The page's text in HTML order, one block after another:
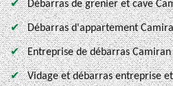
Débarras de grenier et cave
Débarras d'appartement
Entreprise de débarras Camiran
Vidage et débarras entreprise